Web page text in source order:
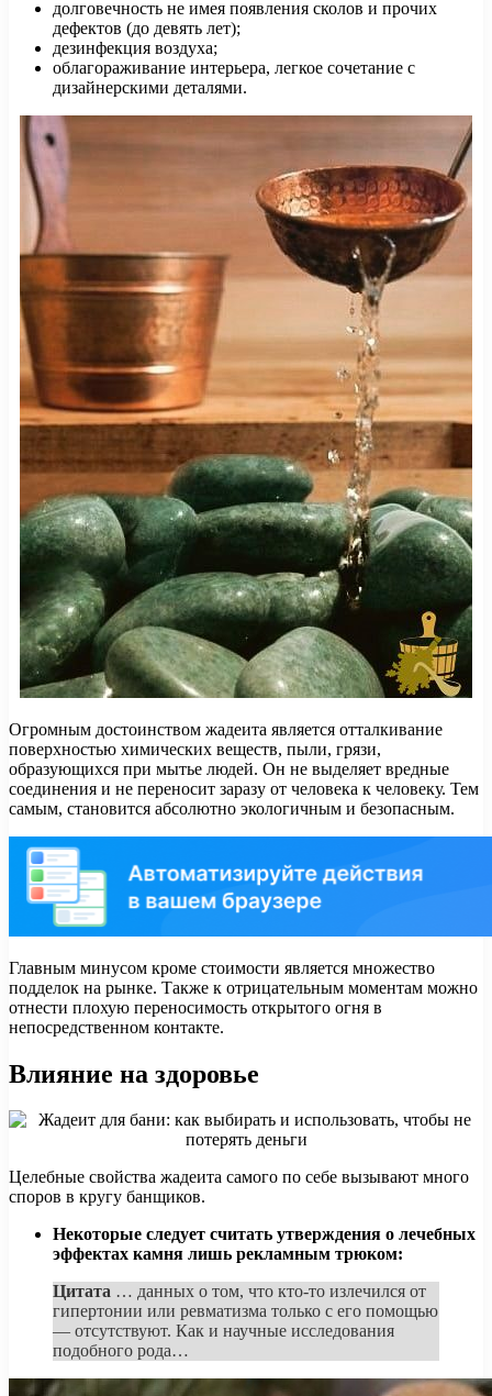
долговечность не имея появления сколов и прочих
дефектов (до девять лет);
дезинфекция воздуха;
облагораживание интерьера, легкое сочетание с
дизайнерскими деталями.
Огромным достоинством жадеита является отталкивание
поверхностью химических веществ, пыли, грязи,
образующихся при мытье людей. Он не выделяет вредные
соединения и не переносит заразу от человека к человеку. Тем
самым, становится абсолютно экологичным и безопасным.
Главным минусом кроме стоимости является множество
подделок на рынке. Также к отрицательным моментам можно
отнести плохую переносимость открытого огня в
непосредственном контакте.
Влияние на здоровье
Целебные свойства жадеита самого по себе вызывают много
споров в кругу банщиков.
Некоторые следует считать утверждения о лечебных
эффектах камня лишь рекламным трюком:
Цитата … данных о том, что кто-то излечился от
гипертонии или ревматизма только с его помощью
— отсутствуют. Как и научные исследования
подобного рода…